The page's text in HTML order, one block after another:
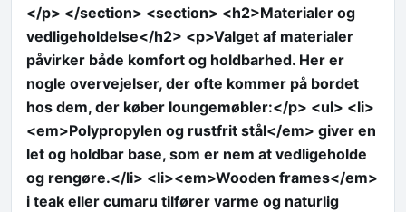
</p> </section> <section> <h2>Materialer og
vedligeholdelse</h2> <p>Valget af materialer
påvirker både komfort og holdbarhed. Her er
nogle overvejelser, der ofte kommer på bordet
hos dem, der køber loungemøbler:</p> <ul> <li>
<em>Polypropylen og rustfrit stål</em> giver en
let og holdbar base, som er nem at vedligeholde
og rengøre.</li> <li><em>Wooden frames</em>
i teak eller cumaru tilfører varme og naturlig